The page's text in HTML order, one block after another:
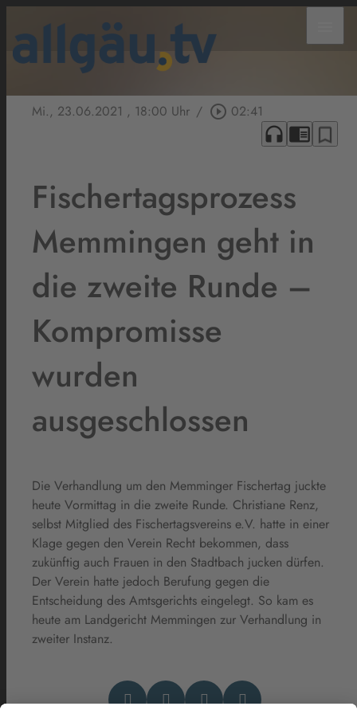
Mi., 23.06.2021 , 18:00 Uhr / play_circle_outline 02:41
headphones chrome_reader_mode bookmark_border
Fischertagsprozess
Memmingen geht in
die zweite Runde –
Kompromisse
wurden
ausgeschlossen
Die Verhandlung um den Memminger Fischertag juckte
heute Vormittag in die zweite Runde. Christiane Renz,
selbst Mitglied des Fischertagsvereins e.V. hatte in einer
Klage gegen den Verein Recht bekommen, dass
zukünftig auch Frauen in den Stadtbach jucken dürfen.
Der Verein hatte jedoch Berufung gegen die
Entscheidung des Amtsgerichts eingelegt. So kam es
heute am Landgericht Memmingen zur Verhandlung in
zweiter Instanz.